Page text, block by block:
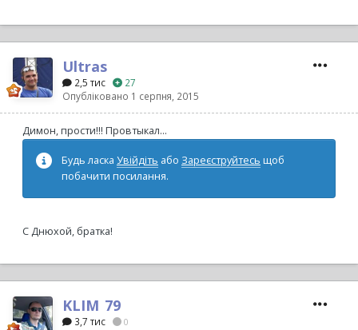
Ultras
2,5 тис
27
Опубліковано 1 серпня, 2015
Димон, прости!!! Провтыкал...
Будь ласка Увійдіть або Зареєструйтесь щоб
побачити посилання.
С Днюхой, братка!
KLIM_79
3,7 тис 0